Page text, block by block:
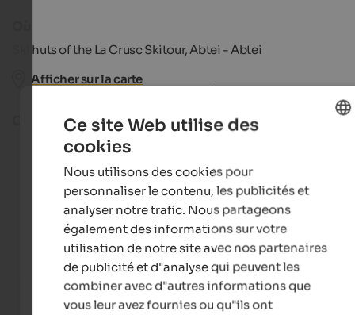
Ski huts of the La Crusc Skitour, Abtei - Abtei
Afficher sur la carte
Catégorie
Gastronomy
Ce site Web utilise des
cookies
Nous utilisons des cookies pour
personnaliser le contenu, les publicités et
analyser notre trafic. Nous partageons
également des informations sur votre
utilisation de notre site avec nos partenaires
de publicité et d"analyse qui peuvent les
combiner avec d"autres informations que
vous leur avez fournies ou qu"ils ont